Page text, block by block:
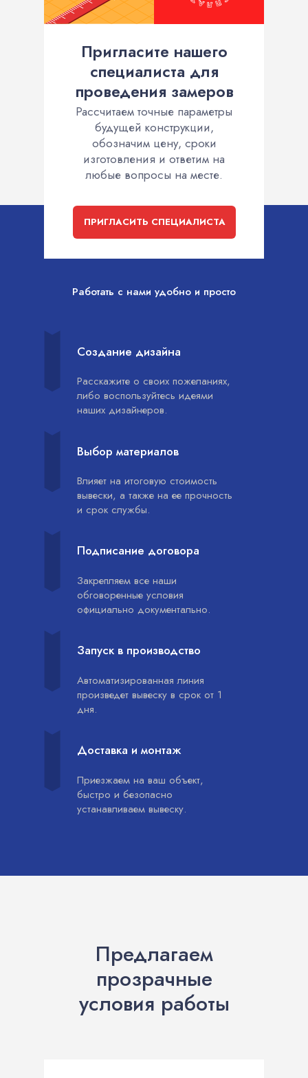
Пригласите нашего
специалиста для
проведения замеров
Рассчитаем точные параметры
будущей конструкции,
обозначим цену, сроки
изготовления и ответим на
любые вопросы на месте.
ПРИГЛАСИТЬ СПЕЦИАЛИСТА
Создание дизайна
Расскажите о своих пожеланиях,
либо воспользуйтесь идеями
наших дизайнеров.
Выбор материалов
Влияет на итоговую стоимость
вывески, а также на ее прочность
и срок службы.
Подписание договора
Закрепляем все наши
обговоренные условия
официально документально.
Запуск в производство
Автоматизированная линия
произведет вывеску в срок от 1
дня.
Доставка и монтаж
Приезжаем на ваш объект,
быстро и безопасно
устанавливаем вывеску.
Работать с нами удобно и просто
Предлагаем
прозрачные
условия работы